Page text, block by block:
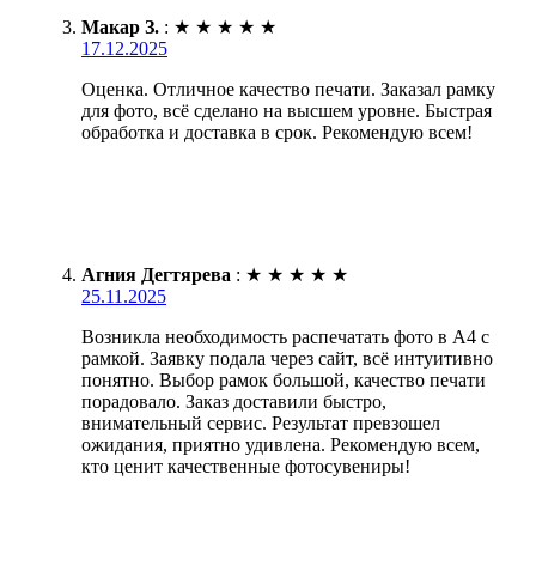
Макар З. : ★ ★ ★ ★ ★
17.12.2025
Оценка. Отличное качество печати. Заказал рамку
для фото, всё сделано на высшем уровне. Быстрая
обработка и доставка в срок. Рекомендую всем!
Агния Дегтярева : ★ ★ ★ ★ ★
25.11.2025
Возникла необходимость распечатать фото в А4 с
рамкой. Заявку подала через сайт, всё интуитивно
понятно. Выбор рамок большой, качество печати
порадовало. Заказ доставили быстро,
внимательный сервис. Результат превзошел
ожидания, приятно удивлена. Рекомендую всем,
кто ценит качественные фотосувениры!